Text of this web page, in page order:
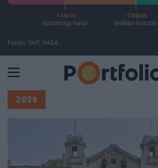
-144cm
biztonsági határ
-134cm
leállási küszöb
Forrás: OVF, HAEA
2025